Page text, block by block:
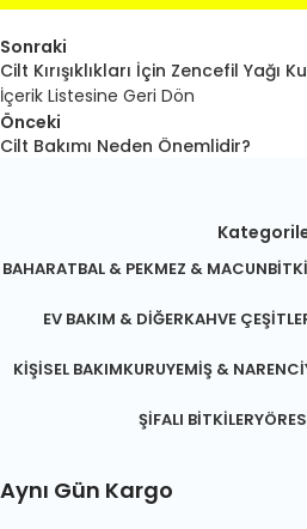
Sonraki
Cilt Kırışıklıkları İçin Zencefil Yağı
İçerik Listesine Geri Dön
Önceki
Cilt Bakımı Neden Önemlidir?
BAHARATBAL & PEKMEZ & MACUN
EV BAKIM & DIĞERKAHVE
KIŞISEL BAKIMKURUYEMIŞ &
ŞIFALI BITKILER
Aynı Gün Kargo